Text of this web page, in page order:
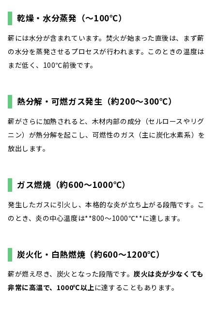
乾燥・水分蒸発（～100℃）
薪には水分が含まれています。焚火が始まった直後は、まず薪
の水分を蒸発させるプロセスが行われます。このときの温度は
まだ低く、100℃前後です。
熱分解・可燃ガス発生（約200～300℃）
薪がさらに加熱されると、木材内部の成分（セルロースやリグ
ニン）が熱分解を起こし、可燃性のガス（主に炭化水素系）を
放出します。
ガス燃焼（約600～1000℃）
発生したガスに引火し、本格的な炎が立ち上がる段階です。こ
のとき、炎の中心温度は**800～1000℃**に達します。
炭火化・白熱燃焼（約600～1200℃）
薪が燃え尽き、炭火となった段階です。炭火は炎が少なくても
非常に高温で、1000℃以上に達することもあります。